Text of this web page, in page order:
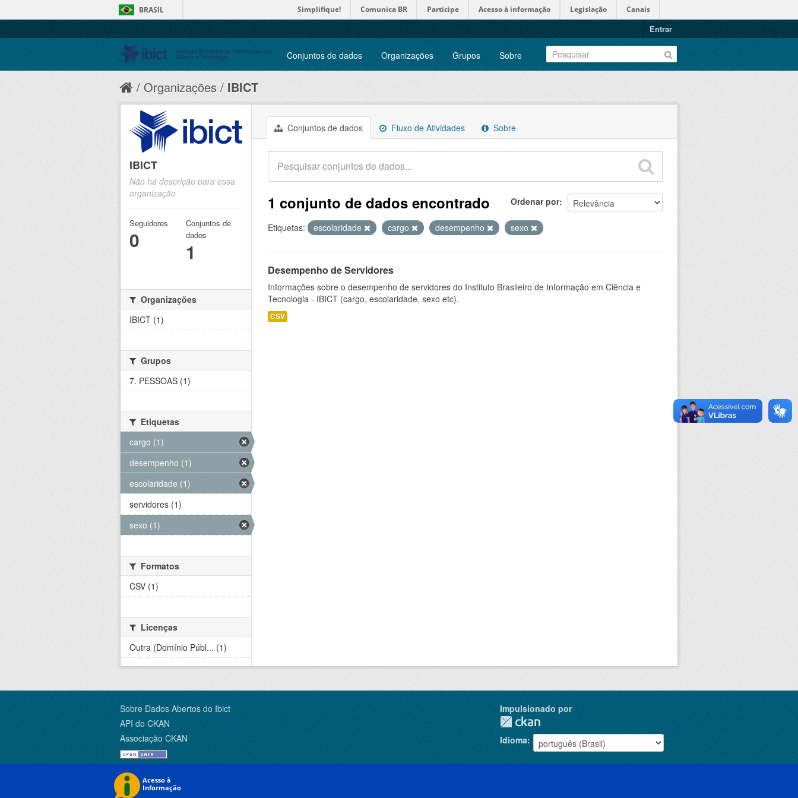
BRASIL Simplifique! Comunica BR Participe Acesso à informação Legislação Canais
Entrar
Conjuntos de dados Organizações Grupos Sobre
Organizações IBICT
Conjuntos de dados Fluxo de Atividades Sobre
Ordenar por
1 conjunto de dados encontrado
Etiquetas: escolaridade cargo desempenho sexo
Desempenho de Servidores
Informações sobre o desempenho de servidores do Instituto Brasileiro de Informação em Ciência e
Tecnologia - IBICT (cargo, escolaridade, sexo etc).
CSV
IBICT
Não há descrição para essa
organização
Seguidores
0
Conjuntos de
dados
1
Organizações
IBICT (1)
Grupos
7. PESSOAS (1)
Etiquetas
cargo (1)
desempenho (1)
escolaridade (1)
servidores (1)
sexo (1)
Formatos
CSV (1)
Licenças
Outra (Domínio Públ... (1)
Sobre Dados Abertos do Ibict
API do CKAN
Associação CKAN
Impulsionado por
Idioma